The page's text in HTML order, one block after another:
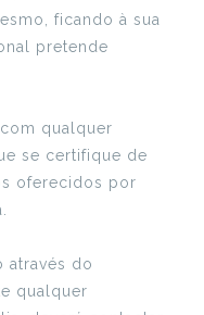
ficando à sua
pretende
qualquer
se certifique de
oferecidos por
através do
qualquer